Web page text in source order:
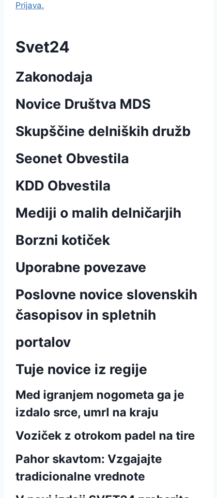
Prijava.
Svet24
Zakonodaja
Novice Društva MDS
Skupščine delniških družb
Seonet Obvestila
KDD Obvestila
Mediji o malih delničarjih
Borzni kotiček
Uporabne povezave
Poslovne novice slovenskih
časopisov in spletnih
portalov
Tuje novice iz regije
Med igranjem nogometa ga je
izdalo srce, umrl na kraju
Voziček z otrokom padel na tire
Pahor skavtom: Vzgajajte
tradicionalne vrednote